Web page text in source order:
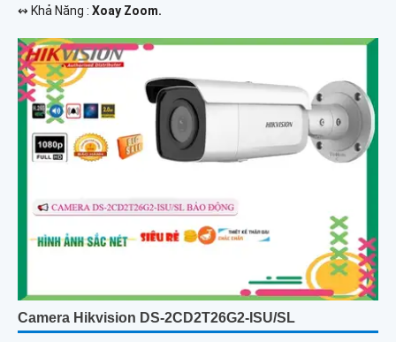
️↭ Khả Năng : Xoay Zoom.
Camera Hikvision DS-2CD2T26G2-ISU/SL